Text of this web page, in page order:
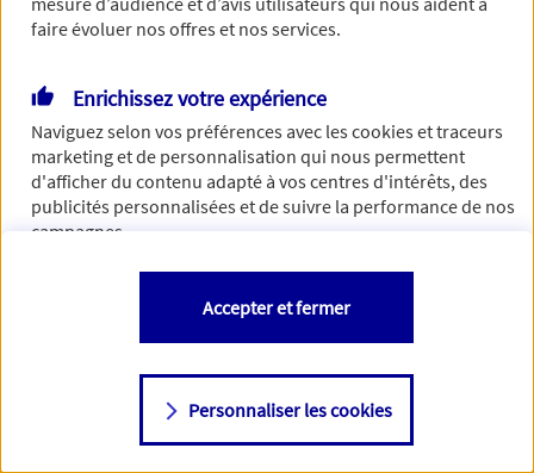
faire évoluer nos offres et nos services.
Enrichissez votre expérience
Naviguez selon vos préférences avec lescookies et traceurs
marketing et de personnalisation qui nous permettent
d'afficher du contenu adapté à vos centres d'intérêts, des
publicités personnalisées et de suivre la performance de nos
campagnes.
Vous êtes libre de les accepter, de les refuser comme de
changer d'avis à tout moment en allant sur
Consulter notre politique decookies
Personnaliser les cookies
Accepter et fermer